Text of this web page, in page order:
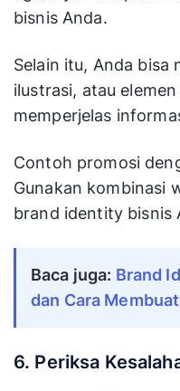
bisnis Anda.
Selain itu, Anda bisa
ilustrasi, atau
memperjelas
Contoh promosi
Gunakan kombinasi
brand identity bisnis
Baca juga: Brand
dan Cara
6. Periksa